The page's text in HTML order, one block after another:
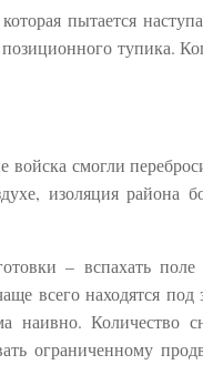
пытается
тупика.
смогли
изоляция района
– вспахать
всего находятся под
наивно. Количество
ограниченному